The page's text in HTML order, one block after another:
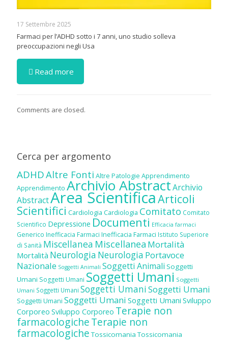
17 Settembre 2025
Farmaci per l’ADHD sotto i 7 anni, uno studio solleva
preoccupazioni negli Usa
Read more
Comments are closed.
Cerca per argomento
ADHDAltre Fonti Altre Patologie Apprendimento
Apprendimento Archivio AbstractArchivio
AbstractArea ScientificaArticoli
Scientifici Cardiologia Cardiologia Comitato Comitato
Scientifico Depressione Documenti Efficacia farmaci
Generico Inefficacia Farmaci Inefficacia Farmaci Istituto Superiore
di Sanità Miscellanea Miscellanea Mortalità
Mortalità Neurologia Neurologia Portavoce
Nazionale Soggetti Animali Soggetti Animali Soggetti
Umani Soggetti Umani Soggetti Umani Soggetti
Umani Soggetti Umani Soggetti UmaniSoggetti Umani
Soggetti Umani Soggetti Umani Soggetti Umani Sviluppo
Corporeo Sviluppo Corporeo Terapie non
farmacologicheTerapie non
farmacologiche Tossicomania Tossicomania